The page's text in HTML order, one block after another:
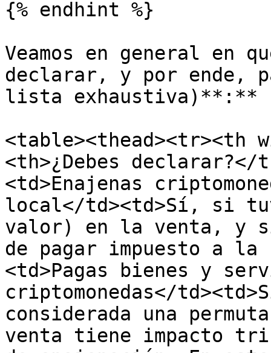
{% endhint %}
Veamos en general en
declarar, y por ende,
lista exhaustiva)**:**
<table><thead><tr><th
<th>¿Debes
<td>Enajenas
local</td><td>Sí, si
valor) en la venta, y
de pagar impuesto a
<td>Pagas bienes y
criptomonedas</
considerada una
venta tiene impacto